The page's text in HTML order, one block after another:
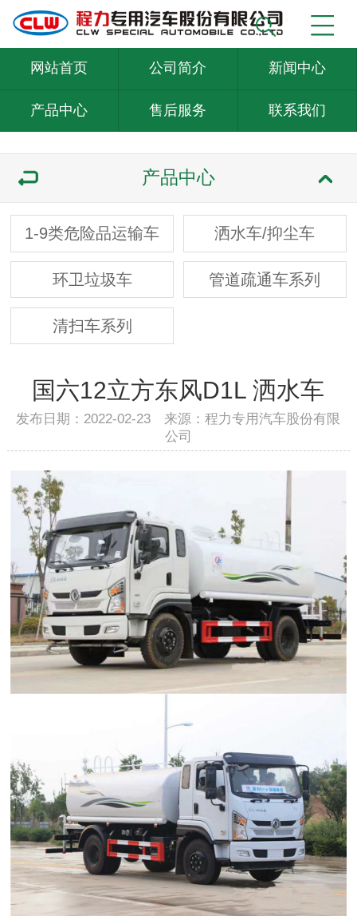
网站首页 公司简介 新闻中心
产品中心 售后服务 联系我们
产品中心
1-9类危险品运输车 洒水车/抑尘车
环卫垃圾车 管道疏通车系列
清扫车系列
国六12立方东风D1L 洒水车
发布日期：2022-02-23 来源：程力专用汽车股份有限
公司